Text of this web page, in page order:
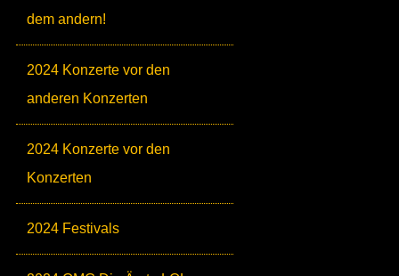
dem andern!
2024 Konzerte vor den
anderen Konzerten
2024 Konzerte vor den
Konzerten
2024 Festivals